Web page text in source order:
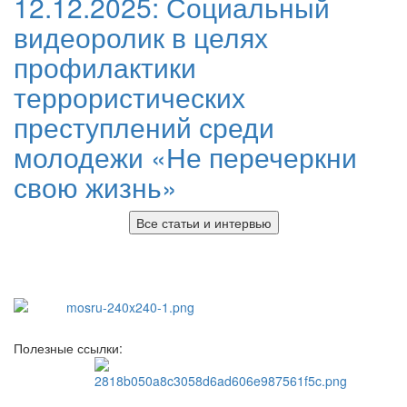
видеоролик в целях
профилактики
террористических
преступлений среди
молодежи «Не перечеркни
свою жизнь»
Все статьи и интервью
Полезные ссылки: